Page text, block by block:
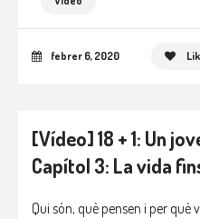
febrer 6, 2020
[Vídeo] 18 + 1: Un
Capítol 3: La vida
Qui són, què pensen i per què